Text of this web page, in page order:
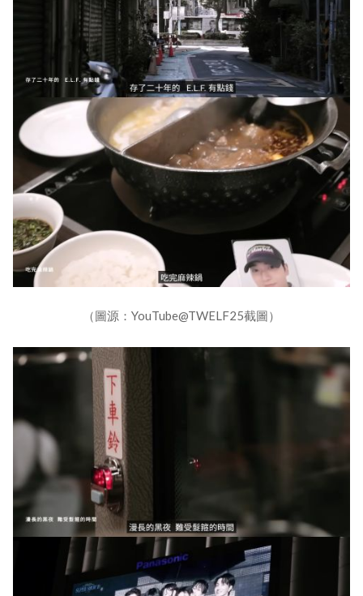
（圖源：YouTube@TWELF25截圖）